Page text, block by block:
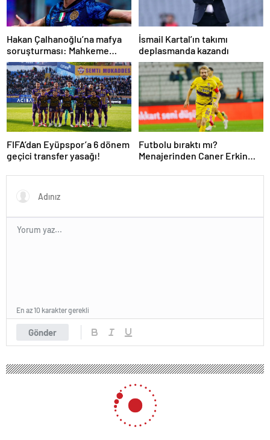
Hakan Çalhanoğlu’na mafya
soruşturması: Mahkeme
cezasını açıkladı
İsmail Kartal’ın takımı
deplasmanda kazandı
FIFA’dan Eyüpspor’a 6 dönem
geçici transfer yasağı!
Futbolu bıraktı mı?
Menajerinden Caner Erkin
Gönder
En az 10 karakter gerekli